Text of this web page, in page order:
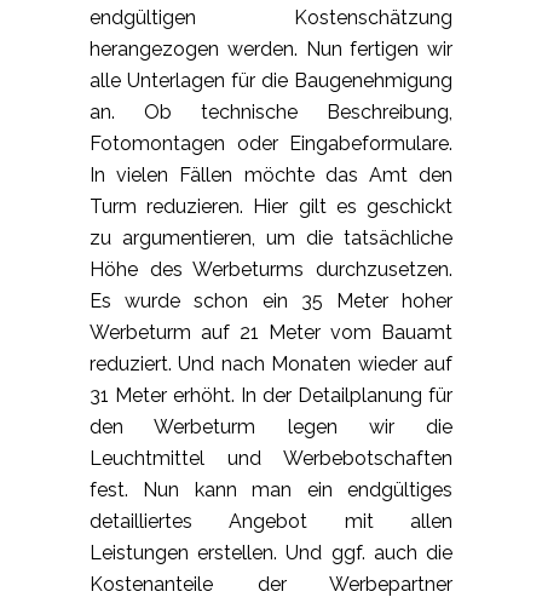
endgültigen Kostenschätzung
herangezogen werden. Nun fertigen wir
alle Unterlagen für die Baugenehmigung
an. Ob technische Beschreibung,
Fotomontagen oder Eingabeformulare.
In vielen Fällen möchte das Amt den
Turm reduzieren. Hier gilt es geschickt
zu argumentieren, um die tatsächliche
Höhe des Werbeturms durchzusetzen.
Es wurde schon ein 35 Meter hoher
Werbeturm auf 21 Meter vom Bauamt
reduziert. Und nach Monaten wieder auf
31 Meter erhöht. In der Detailplanung für
den Werbeturm legen wir die
Leuchtmittel und Werbebotschaften
fest. Nun kann man ein endgültiges
detailliertes Angebot mit allen
Leistungen erstellen. Und ggf. auch die
Kostenanteile der Werbepartner